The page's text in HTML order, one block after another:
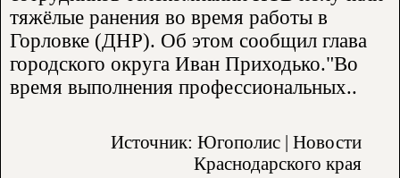
тяжёлые ранения во время работы в
Горловке (ДНР). Об этом сообщил глава
городского округа Иван Приходько."Во
время выполнения профессиональных..
Источник: Югополис | Новости
Краснодарского края